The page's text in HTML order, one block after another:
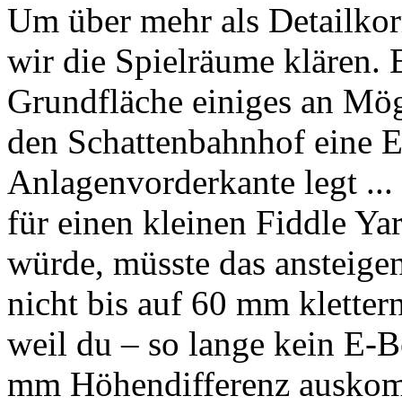
Um über mehr als
wir die Spielräume klären.
Grundfläche einiges an
den Schattenbahnhof eine
Anlagenvorderkante legt
für einen kleinen Fiddle
würde, müsste das
nicht bis auf 60 mm
weil du – so lange kein E-
mm Höhendifferenz